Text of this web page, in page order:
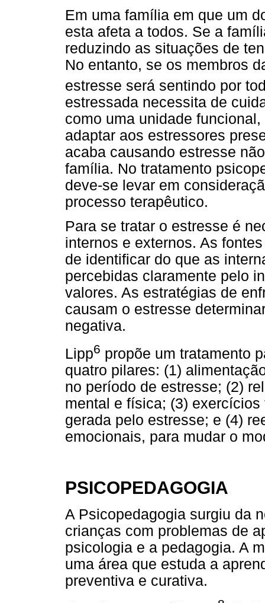
Em uma família em que um
esta afeta a todos. Se a
reduzindo as situações de
No entanto, se os membros
estresse será sentindo por
estressada necessita de
como uma unidade
adaptar aos estressores
acaba causando estresse
família. No tratamento
deve-se levar em
processo terapêutico.
Para se tratar o estresse é
internos e externos. As
de identificar do que as
percebidas claramente pelo
valores. As estratégias de
causam o estresse
negativa.
Lipp6 propõe um tratamento
quatro pilares: (1)
no período de estresse; (2)
mental e física; (3)
gerada pelo estresse; e (4)
emocionais, para mudar o
PSICOPEDAGOGIA
A Psicopedagogia surgiu da
crianças com problemas de
psicologia e a pedagogia. A
uma área que estuda a
preventiva e curativa.